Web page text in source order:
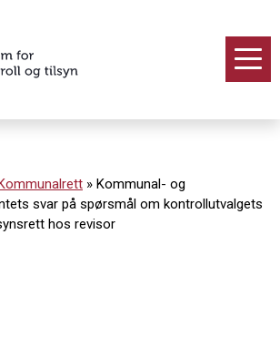
» Kommunal- og
svar på spørsmål om kontrollutvalgets
hos revisor